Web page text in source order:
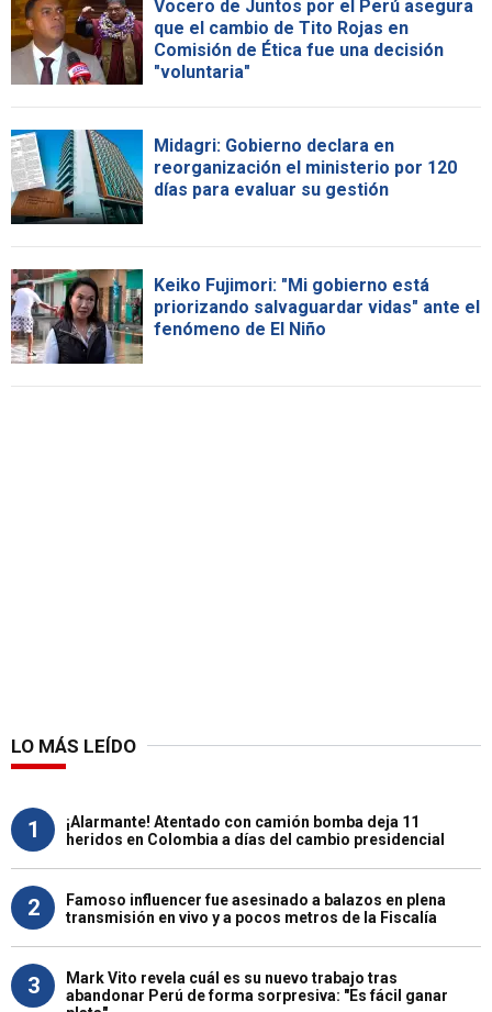
Vocero de Juntos por el Perú asegura
que el cambio de Tito Rojas en
Comisión de Ética fue una decisión
"voluntaria"
Midagri: Gobierno declara en
reorganización el ministerio por 120
días para evaluar su gestión
Keiko Fujimori: "Mi gobierno está
priorizando salvaguardar vidas" ante el
fenómeno de El Niño
LO MÁS LEÍDO
1
¡Alarmante! Atentado con camión bomba deja 11
heridos en Colombia a días del cambio presidencial
2
Famoso influencer fue asesinado a balazos en plena
transmisión en vivo y a pocos metros de la Fiscalía
3
Mark Vito revela cuál es su nuevo trabajo tras
abandonar Perú de forma sorpresiva: "Es fácil ganar